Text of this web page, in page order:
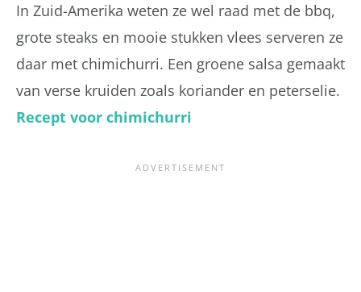
In Zuid-Amerika weten ze wel raad met de bbq,
grote steaks en mooie stukken vlees serveren ze
daar met chimichurri. Een groene salsa gemaakt
van verse kruiden zoals koriander en peterselie.
Recept voor chimichurri